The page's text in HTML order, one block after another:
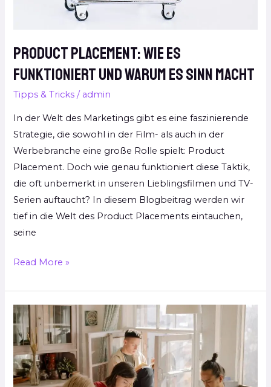
Product Placement: Wie es
funktioniert und warum es Sinn macht
Tipps & Tricks / admin
In der Welt des Marketings gibt es eine faszinierende
Strategie, die sowohl in der Film- als auch in der
Werbebranche eine große Rolle spielt: Product
Placement. Doch wie genau funktioniert diese Taktik,
die oft unbemerkt in unseren Lieblingsfilmen und TV-
Serien auftaucht? In diesem Blogbeitrag werden wir
tief in die Welt des Product Placements eintauchen,
seine
Read More »
Helfer
für
die
Uni:
Top-